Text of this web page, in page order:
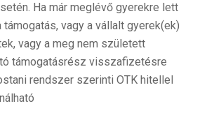
Ha már meglévő gyerekre lett
támogatás, vagy a vállalt gyerek(ek)
vagy a meg nem született
támogatásrész visszafizetésre
rendszer szerinti OTK hitellel